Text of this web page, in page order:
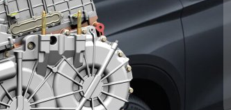
บขี่ประหยัดยิ่งขึ้น ซึ่งในไทยเองได้นำเสนอ
ในงาน Motor Show 2024 ไปแล้ว เราขอ
หยัดได้อย่างไร